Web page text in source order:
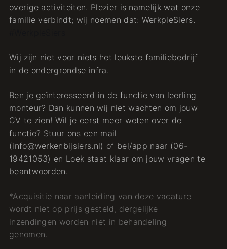
overige activiteiten. Plezier is namelijk wat onze
familie verbindt; wij noemen dat: WerkpleSiers.
Wij zijn niet voor niets het leukste familiebedrijf
in de ondergrondse infra.
Ben je geïnteresseerd in de functie van leerling
monteur? Dan kunnen wij niet wachten om jouw
CV te zien! Wil je eerst meer weten over de
functie? Stuur ons een mail
(info@werkenbijsiers.nl) of bel/app naar (06-
19421053) en Loek staat klaar om jouw vragen te
beantwoorden.
*Acquisitie naar aanleiding van deze vacature
wordt niet op prijs gesteld, dergelijke
inzendingen worden niet in behandeling
genomen.